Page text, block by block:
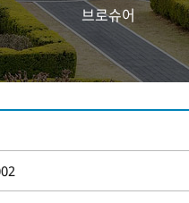
브로슈어